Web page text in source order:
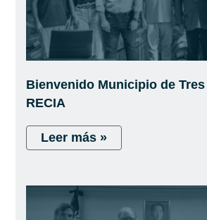
Bienvenido Municipio de
RECIA
Leer más »